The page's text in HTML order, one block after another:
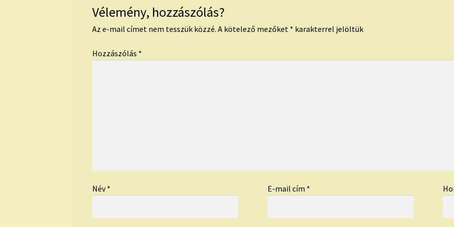
Vélemény, hozzászólás?
Az e-mail címet nem tesszük közzé. A kötelező mezőket * karakterrel jelöltük
Hozzászólás *
Név* E-mail cím *